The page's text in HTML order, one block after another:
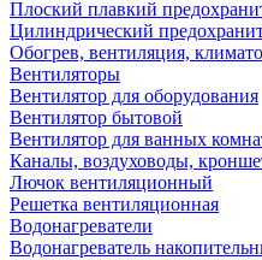
Плоский плавкий
Цилиндрический
Обогрев, вентиляция,
Вентиляторы
Вентилятор для оборудования
Вентилятор бытовой
Вентилятор для ванных
Каналы, воздуховоды,
Лючок вентиляционный
Решетка вентиляционная
Водонагреватели
Водонагреватель